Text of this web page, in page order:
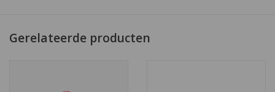
Gerelateerde producten